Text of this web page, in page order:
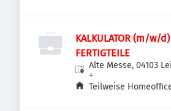
KALKULATOR (m/w/
FERTIGTEILE
Alte Messe, 04103
+
Teilweise